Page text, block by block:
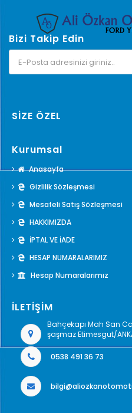
Bizi Takip Edin
SİZE ÖZEL
Kurumsal
Anasayfa
Gizlilik Sözleşmesi
Mesafeli Satış Sözleşmesi
HAKKIMIZDA
İPTAL VE İADE
HESAP NUMARALARIMIZ
Hesap Numaralarımız
İLETİŞİM
Bahçekapı Mah San
şaşmaz Etimesgut/
0538 491 36 73